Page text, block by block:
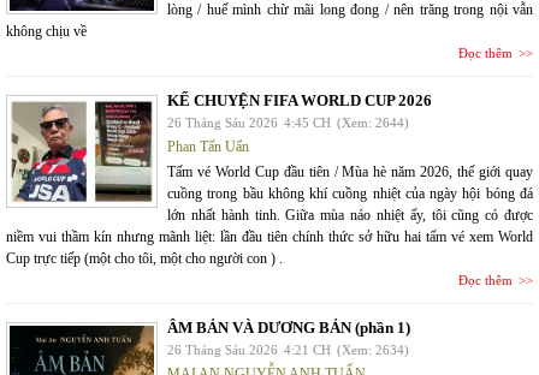
lòng / huế mình chừ mãi long đong / nên trăng trong nội vẫn
không chịu về
Đọc thêm
KỂ CHUYỆN FIFA WORLD CUP 2026
26 Tháng Sáu 2026 4:45 CH (Xem: 2644)
Phan Tấn Uẩn
Tấm vé World Cup đầu tiên / Mùa hè năm 2026, thế giới quay
cuồng trong bầu không khí cuồng nhiệt của ngày hội bóng đá
lớn nhất hành tinh. Giữa mùa náo nhiệt ấy, tôi cũng có được
niềm vui thầm kín nhưng mãnh liệt: lần đầu tiên chính thức sở hữu hai tấm vé xem World
Cup trực tiếp (một cho tôi, một cho người con ) .
Đọc thêm
ÂM BẢN VÀ DƯƠNG BẢN (phần 1)
26 Tháng Sáu 2026 4:21 CH (Xem: 2634)